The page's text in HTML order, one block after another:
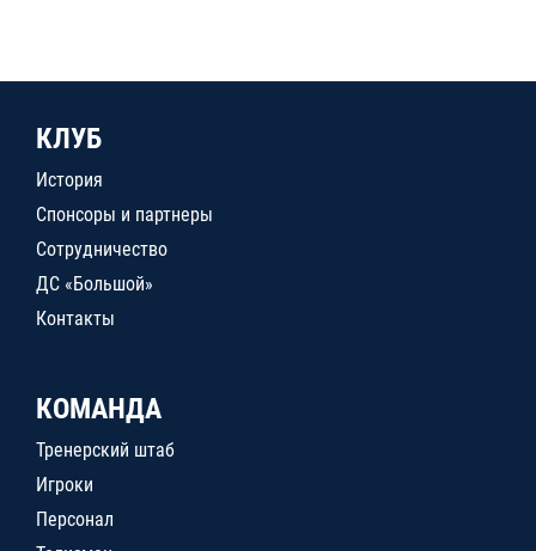
КЛУБ
История
Спонсоры и партнеры
Сотрудничество
ДС «Большой»
Контакты
КОМАНДА
Тренерский штаб
Игроки
Персонал